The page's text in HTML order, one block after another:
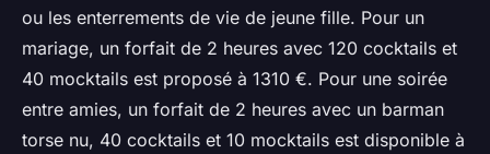
ou les enterrements de vie de jeune fille. Pour un
mariage, un forfait de 2 heures avec 120 cocktails et
40 mocktails est proposé à 1310 €. Pour une soirée
entre amies, un forfait de 2 heures avec un barman
torse nu, 40 cocktails et 10 mocktails est disponible à